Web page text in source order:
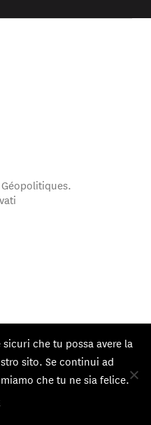
che tu possa avere la
sito. Se continui ad
che tu ne sia felice.